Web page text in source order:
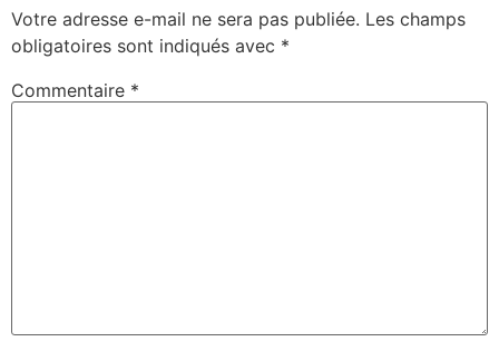
Votre adresse e-mail ne sera pas publiée. Les champs
obligatoires sont indiqués avec *
Commentaire *